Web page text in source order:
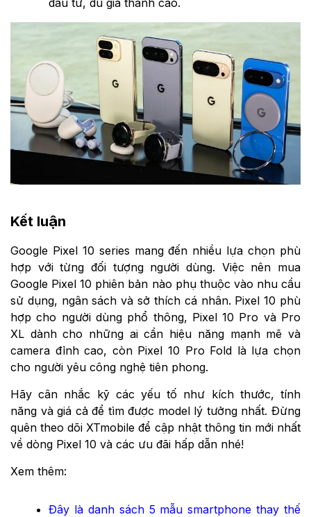
Kết luận
Google Pixel 10 series mang đến nhiều lựa chọn phù
hợp với từng đối tượng người dùng. Việc nên mua
Google Pixel 10 phiên bản nào phụ thuộc vào nhu cầu
sử dụng, ngân sách và sở thích cá nhân. Pixel 10 phù
hợp cho người dùng phổ thông, Pixel 10 Pro và Pro
XL dành cho những ai cần hiệu năng mạnh mẽ và
camera đỉnh cao, còn Pixel 10 Pro Fold là lựa chọn
cho người yêu công nghệ tiên phong.
Hãy cân nhắc kỹ các yếu tố như kích thước, tính
năng và giá cả để tìm được model lý tưởng nhất. Đừng
quên theo dõi XTmobile để cập nhật thông tin mới nhất
về dòng Pixel 10 và các ưu đãi hấp dẫn nhé!
Xem thêm:
Đây là danh sách 5 mẫu smartphone thay thế